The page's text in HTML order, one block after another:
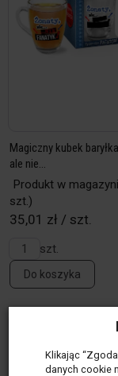
Magiczny kubek
ale nie...
Produkt w
szt.)
35,01 zł / szt.
szt.
Do koszyka
Klikając
danych cookie